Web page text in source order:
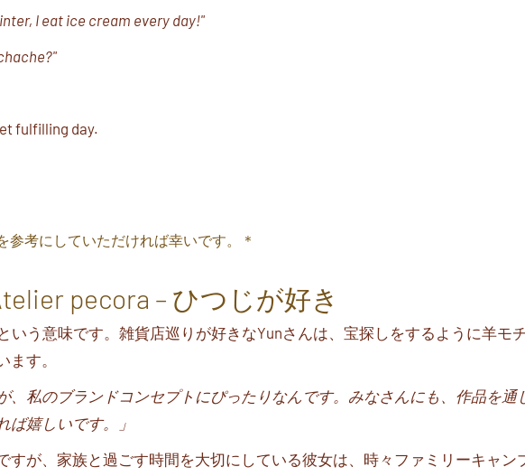
I eat ice cream every day!"
fulfilling day.
参考にしていただければ幸いです。＊
pecora – ひつじが好き
いう意味です。雑貨店巡りが好きなYunさんは、宝探しをするように羊モ
す。
、私のブランドコンセプトにぴったりなんです。みなさんにも、作品を通
ば嬉しいです。」
すが、家族と過ごす時間を大切にしている彼女は、時々ファミリーキャン